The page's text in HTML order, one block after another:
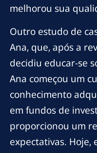
melhorou sua
Outro estudo de
Ana, que, após a
decidiu educar-se
Ana começou um
conhecimento
em fundos de
proporcionou um
expectativas. Hoje,